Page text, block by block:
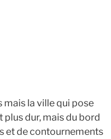
mais la ville qui pose
plus dur, mais du bord
et de contournements